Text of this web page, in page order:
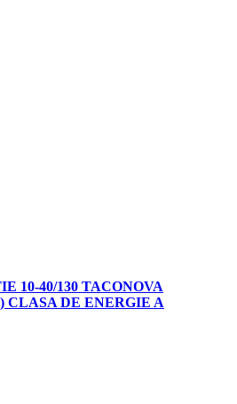
10-40/130 TACONOVA
CLASA DE ENERGIE A